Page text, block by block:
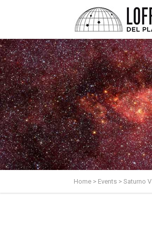
Home > Events > Saturno V